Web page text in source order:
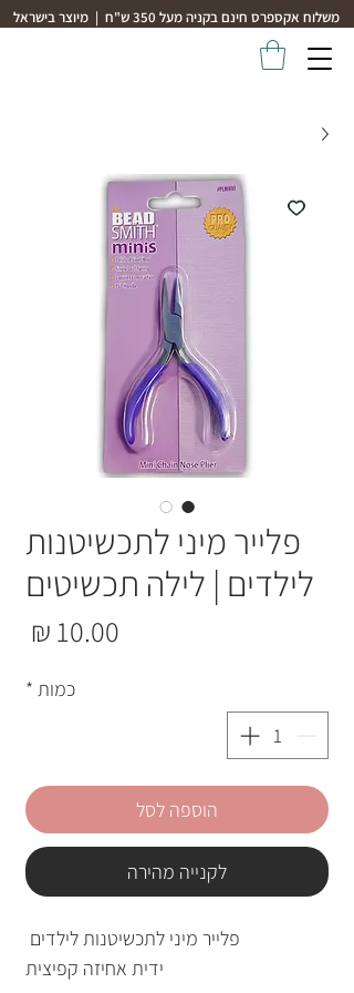
משלוח אקספרס חינם בקניה מעל 350 ש"ח | מיוצר בישראל
פלייר מיני לתכשיטנות
לילדים | לילה תכשיטים
כמות *
הוספה לסל
לקנייה מהירה
פלייר מיני לתכשיטנות לילדים
ידית אחיזה קפיצית